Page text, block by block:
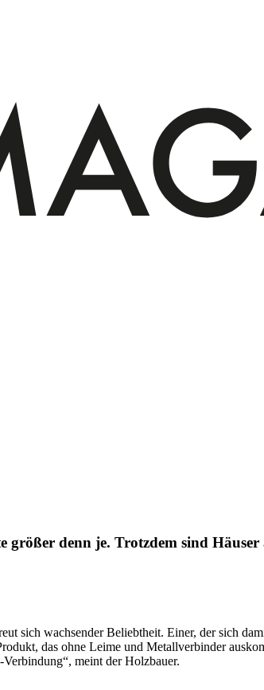
größer denn je. Trotzdem sind
sich wachsender Beliebtheit. Einer, der sich
das ohne Leime und Metallverbinder
meint der Holzbauer.